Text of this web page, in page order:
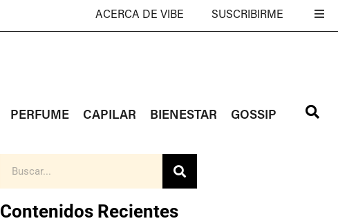
ACERCA DE VIBE SUSCRIBIRME
PERFUME CAPILAR BIENESTAR GOSSIP
Contenidos Recientes